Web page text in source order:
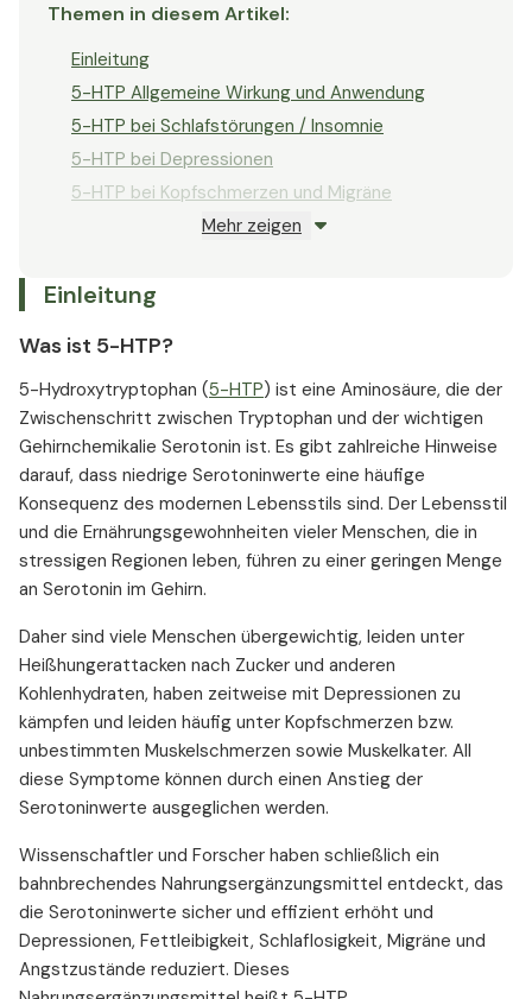
Themen in diesem Artikel:
Einleitung
5-HTP Allgemeine Wirkung und Anwendung
5-HTP bei Schlafstörungen / Insomnie
5-HTP bei Depressionen
5-HTP bei Kopfschmerzen und Migräne
5-HTP bei Fibromyalgie
5-HTP Studien und Referenzen
Mehr zeigen
Einleitung
Was ist 5-HTP?
5-Hydroxytryptophan (5-HTP) ist eine Aminosäure, die der
Zwischenschritt zwischen Tryptophan und der wichtigen
Gehirnchemikalie Serotonin ist. Es gibt zahlreiche Hinweise
darauf, dass niedrige Serotoninwerte eine häufige
Konsequenz des modernen Lebensstils sind. Der Lebensstil
und die Ernährungsgewohnheiten vieler Menschen, die in
stressigen Regionen leben, führen zu einer geringen Menge
an Serotonin im Gehirn.
Daher sind viele Menschen übergewichtig, leiden unter
Heißhungerattacken nach Zucker und anderen
Kohlenhydraten, haben zeitweise mit Depressionen zu
kämpfen und leiden häufig unter Kopfschmerzen bzw.
unbestimmten Muskelschmerzen sowie Muskelkater. All
diese Symptome können durch einen Anstieg der
Serotoninwerte ausgeglichen werden.
Wissenschaftler und Forscher haben schließlich ein
bahnbrechendes Nahrungsergänzungsmittel entdeckt, das
die Serotoninwerte sicher und effizient erhöht und
Depressionen, Fettleibigkeit, Schlaflosigkeit, Migräne und
Angstzustände reduziert. Dieses